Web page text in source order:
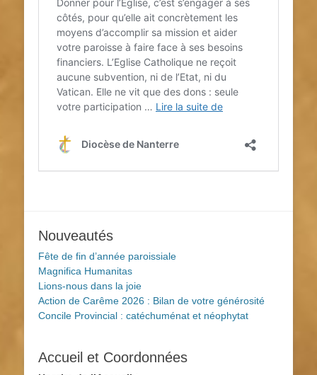
Nouveautés
Fête de fin d’année paroissiale
Magnifica Humanitas
Lions-nous dans la joie
Action de Carême 2026 : Bilan de votre générosité
Concile Provincial : catéchuménat et néophytat
Accueil et Coordonnées